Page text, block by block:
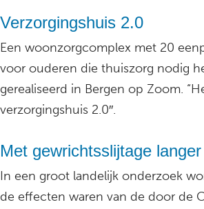
Verzorgingshuis 2.0
Een woonzorgcomplex met 20
voor ouderen die thuiszorg nodig
gerealiseerd in Bergen op Zoom.
verzorgingshuis 2.0″.
Met gewrichtsslijtage
In een groot landelijk onderzoek
de effecten waren van de door de